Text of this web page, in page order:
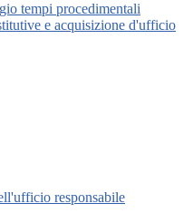
tempi procedimentali
e acquisizione d'ufficio
responsabile